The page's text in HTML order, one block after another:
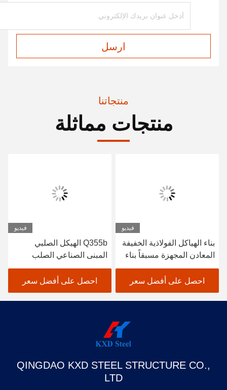
ارسل
منتجاتنا
منتجات مماثلة
فيديو
بناء الهياكل الفولاذية الخفيفة
المعادن المجهزة مسبقاً بناء
المستودعات الصناعية
احصل على أفضل سعر
فيديو
Q355b الهيكل الصلبي
المبنى الصناعي الصلب
المصنوع
احصل على أفضل سعر
QINGDAO KXD STEEL STRUCTURE CO.,
LTD